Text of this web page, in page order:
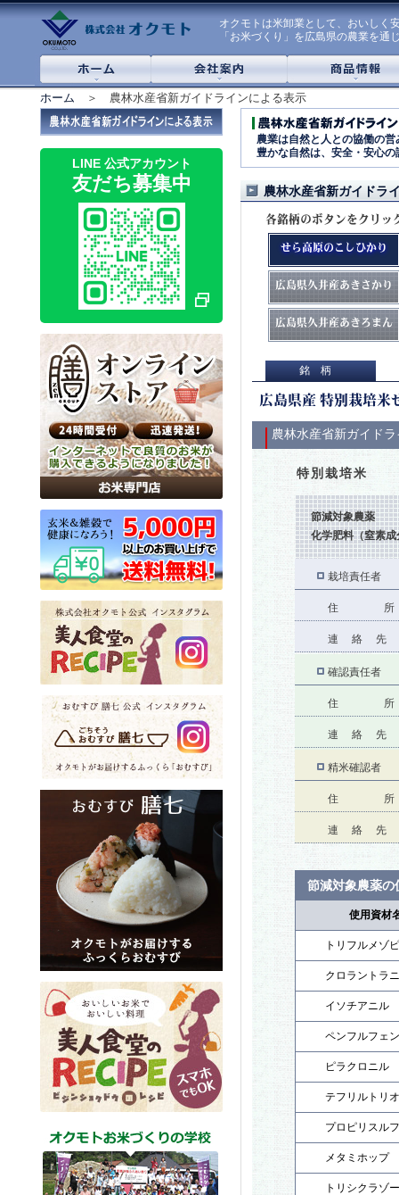
オクモトは米卸業として、おいしく
「お米づくり」を広島県の農業を通
ホーム ＞ 農林水産省新ガイドラインによる表示
農業は自然と人との協働の営
豊かな自然は、安全・安心
農林水産省新ガイドラ
各銘柄のボタンをクリッ
せら高原のこしひかり
広島県久井産あきさかり
広島県久井産あきろまん
銘柄
広島県産 特別栽培米
農林水産省新ガイド
特別栽培米
節減対象農薬
化学肥料（窒素成
栽培責任者
住 所
連 絡 先
確認責任者
住 所
連 絡 先
精米確認者
住 所
連 絡 先
節減対象農薬の
使用資材
トリフルメゾ
クロラントラ
イソチアニル
ペンフルフェン
ピラクロニル
テフリルトリ
プロピリスル
メタミホップ
トリシクラゾ
LINE 公式アカウント
友だち募集中